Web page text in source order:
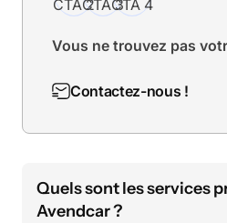
Vous ne trouvez pas
Contactez-nous !
Quels sont les services
Avendcar ?